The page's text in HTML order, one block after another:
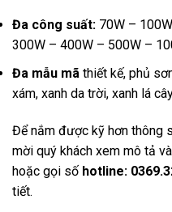
Đa công suất: 70W –
300W – 400W – 500W –
Đa mẫu mã thiết kế, phủ
xám, xanh da trời, xanh lá
Để nắm được kỹ hơn thông
mời quý khách xem mô tả
hoặc gọi số hotline:
tiết.